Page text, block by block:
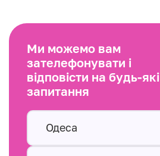
Ми можемо вам
зателефонувати і
відповісти на будь-які
запитання
Одеса